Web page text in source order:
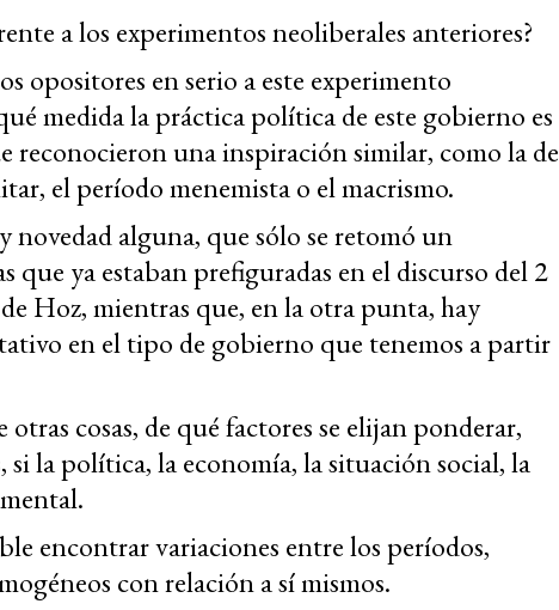
a los experimentos neoliberales anteriores?
opositores en serio a este experimento
medida la práctica política de este gobierno es
reconocieron una inspiración similar, como la de
el período menemista o el macrismo.
novedad alguna, que sólo se retomó un
que ya estaban prefiguradas en el discurso del 2
Hoz, mientras que, en la otra punta, hay
en el tipo de gobierno que tenemos a partir
cosas, de qué factores se elijan ponderar,
si la política, la economía, la situación social, la
encontrar variaciones entre los períodos,
con relación a sí mismos.